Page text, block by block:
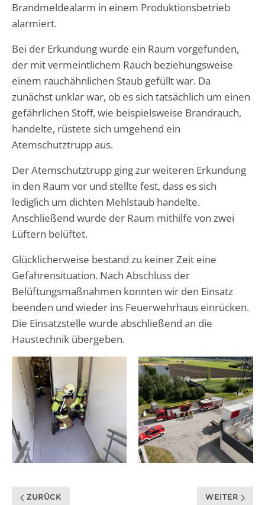
Brandmeldealarm in einem Produktionsbetrieb
alarmiert.
Bei der Erkundung wurde ein Raum vorgefunden,
der mit vermeintlichem Rauch beziehungsweise
einem rauchähnlichen Staub gefüllt war. Da
zunächst unklar war, ob es sich tatsächlich um einen
gefährlichen Stoff, wie beispielsweise Brandrauch,
handelte, rüstete sich umgehend ein
Atemschutztrupp aus.
Der Atemschutztrupp ging zur weiteren Erkundung
in den Raum vor und stellte fest, dass es sich
lediglich um dichten Mehlstaub handelte.
Anschließend wurde der Raum mithilfe von zwei
Lüftern belüftet.
Glücklicherweise bestand zu keiner Zeit eine
Gefahrensituation. Nach Abschluss der
Belüftungsmaßnahmen konnten wir den Einsatz
beenden und wieder ins Feuerwehrhaus einrücken.
Die Einsatzstelle wurde abschließend an die
Haustechnik übergeben.
ZURÜCK WEITER